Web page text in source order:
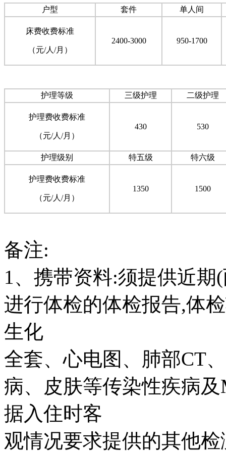
户型 套件 单人间
床费收费标准
（元/人/月）
2400-3000 950-1700
护理等级 三级护理 二级护理
护理费收费标准
（元/人/月）
430 530
护理级别 特五级 特六级
护理费收费标准
（元/人/月）
1350 1500
备注:
1、携带资料:须提供近
进行体检的体检报告,体
生化
全套、心电图、肺部CT
病、皮肤等传染性疾病
据入住时客
观情况要求提供的其他